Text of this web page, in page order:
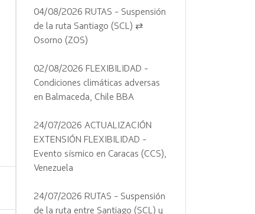
04/08/2026 RUTAS - Suspensión
de la ruta Santiago (SCL) ⇄
Osorno (ZOS)
02/08/2026 FLEXIBILIDAD -
Condiciones climáticas adversas
en Balmaceda, Chile BBA
24/07/2026 ACTUALIZACIÓN
EXTENSIÓN FLEXIBILIDAD -
Evento sísmico en Caracas (CCS),
Venezuela
24/07/2026 RUTAS - Suspensión
de la ruta entre Santiago (SCL) y